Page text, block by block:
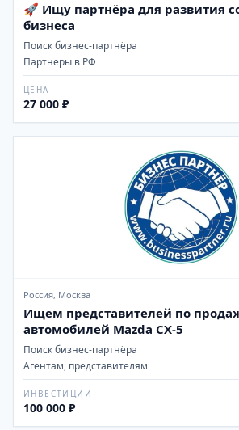
🚀 Ищу партнёра для развития
бизнеса
Поиск бизнес-партнёра
Партнеры в РФ
ЦЕНА
27 000 ₽
Россия, Москва
Ищем представителей по
автомобилей Mazda CX-5
Поиск бизнес-партнёра
Агентам, представителям
ИНВЕСТИЦИИ
100 000 ₽